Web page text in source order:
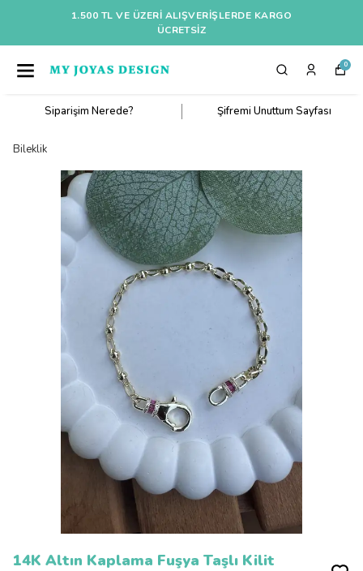
1.500 TL VE ÜZERI ALIŞVERIŞLERDE KARGO
ÜCRETSİZ
0
Siparişim Nerede? Şifremi Unuttum Sayfası
Bileklik
14K Altın Kaplama Fuşya Taşlı Kilit